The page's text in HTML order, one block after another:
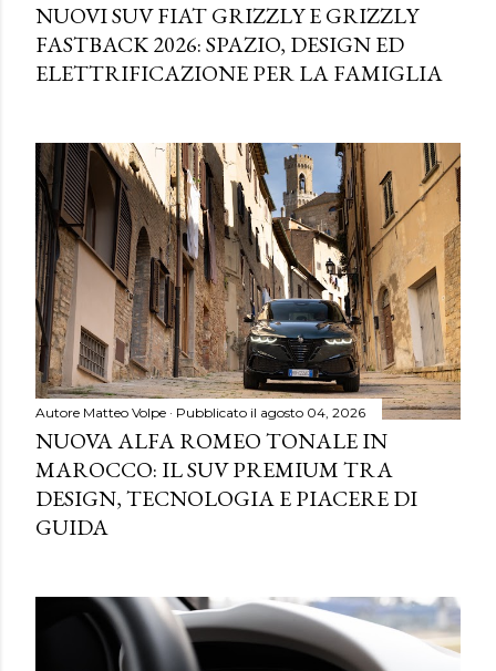
NUOVI SUV FIAT GRIZZLY E GRIZZLY
FASTBACK 2026: SPAZIO, DESIGN ED
ELETTRIFICAZIONE PER LA FAMIGLIA
Autore Matteo Volpe Pubblicato il agosto 04, 2026
NUOVA ALFA ROMEO TONALE IN
MAROCCO: IL SUV PREMIUM TRA
DESIGN, TECNOLOGIA E PIACERE DI
GUIDA